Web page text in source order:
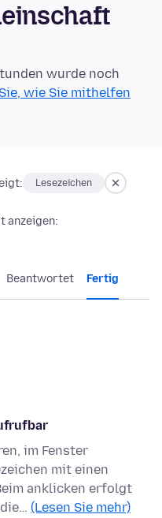
wurde noch
wie Sie mithelfen
Lesezeichen
anzeigen:
Beantwortet Fertig
im Fenster
mit einen
anklicken erfolgt
(Lesen Sie mehr)